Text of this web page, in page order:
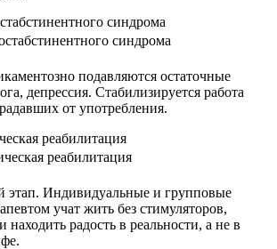
синдрома
подавляются остаточные
депрессия. Стабилизируется работа
от употребления.
реабилитация
этап. Индивидуальные и групповые
учат жить без стимуляторов,
радость в реальности, а не в